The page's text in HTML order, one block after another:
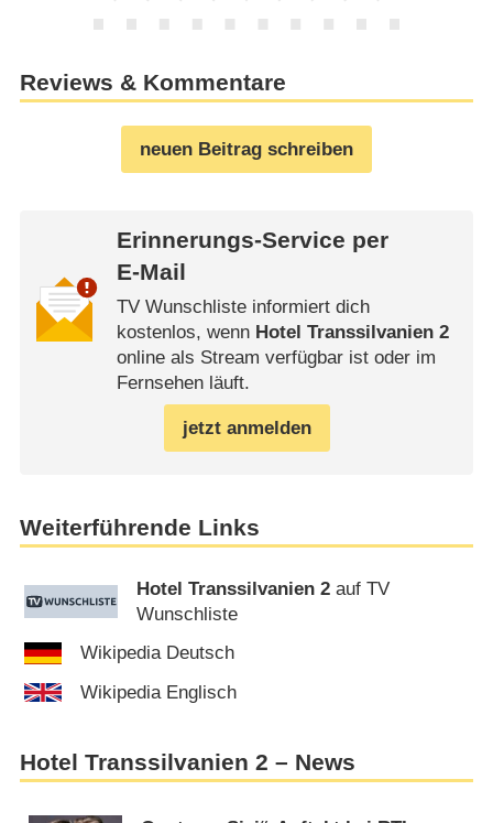
Reviews & Kommentare
neuen Beitrag schreiben
Erinnerungs-Service per
E-Mail
TV Wunschliste informiert dich
kostenlos, wenn Hotel Transsilvanien 2
online als Stream verfügbar ist oder im
Fernsehen läuft.
jetzt anmelden
Weiterführende Links
Hotel Transsilvanien 2 auf TV
Wunschliste
Wikipedia Deutsch
Wikipedia Englisch
Hotel Transsilvanien 2 – News